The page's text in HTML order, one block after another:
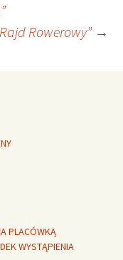
Rowerowy” →
PLACÓWKĄ
WYSTĄPIENIA